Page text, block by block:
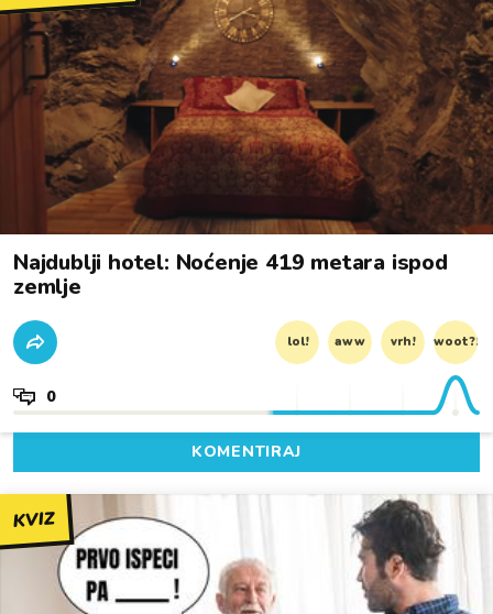
Najdublji hotel: Noćenje 419 metara ispod
zemlje
lol! aww vrh! woot?!
0
KOMENTIRAJ
KVIZ